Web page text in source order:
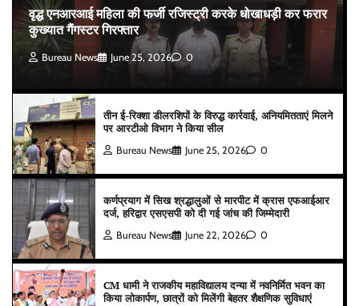
वृद्ध एनआरआई महिला की फर्जी रजिस्ट्री करके धोखाधड़ी कर फरार
कुख्यात गैंगस्टर गिरफ्तार
Bureau News June 25, 2026 0
तीन ई-रिक्शा डीलरशिपों के विरुद्ध कार्रवाई, अनियमितताएं मिलने
पर आरटीओ विभाग ने किया सील
Bureau News June 25, 2026 0
कर्णप्रयाग में सिख श्रद्धालुओं से मारपीट में क्रास एफआईआर
दर्ज, हरिद्वार एसएसपी को दी गई जांच की जिम्मेदारी
Bureau News June 22, 2026 0
CM धामी ने राजकीय महाविद्यालय दन्या में नवनिर्मित भवन का
किया लोकार्पण, छात्रों को मिलेंगी बेहतर शैक्षणिक सुविधाएं